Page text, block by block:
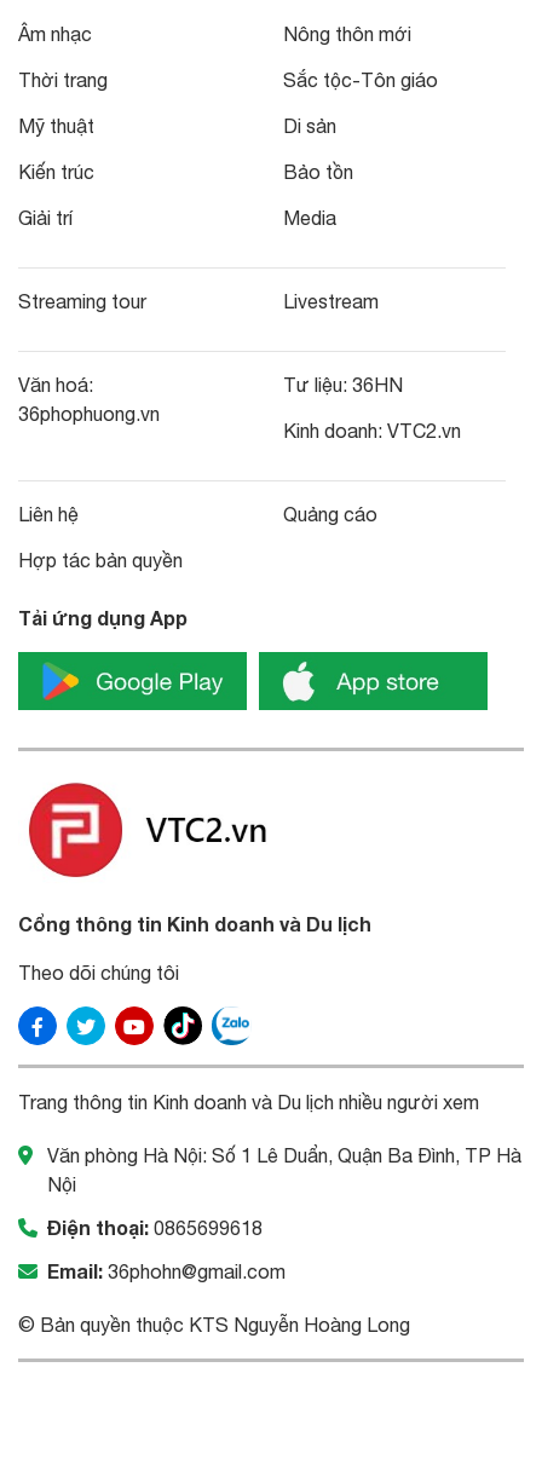
Âm nhạc
Thời trang
Mỹ thuật
Kiến trúc
Giải trí
Nông thôn mới
Sắc tộc-Tôn giáo
Di sản
Bảo tồn
Media
Streaming tour Livestream
Văn hoá:
36phophuong.vn
Tư liệu: 36HN
Kinh doanh: VTC2.vn
Liên hệ
Hợp tác bản quyền
Quảng cáo
Tải ứng dụng App
Cổng thông tin Kinh doanh và Du lịch
Theo dõi chúng tôi
Trang thông tin Kinh doanh và Du lịch nhiều người xem
Văn phòng Hà Nội: Số 1 Lê Duẩn, Quận Ba Đình, TP Hà
Nội
Điện thoại: 0865699618
Email: 36phohn@gmail.com
© Bản quyền thuộc KTS Nguyễn Hoàng Long